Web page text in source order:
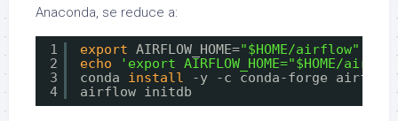
Anaconda, se reduce a:
1
2
3
4
export AIRFLOW_HOME="$HOME/airflow"
echo
'export AIRFLOW_HOME="$HOME/
conda install
-y -c conda-forge airflow
airflow initdb